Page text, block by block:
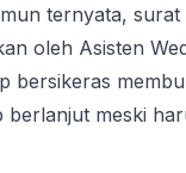
ternyata,
oleh Asisten
meski